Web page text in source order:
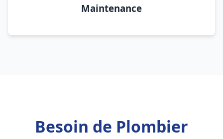
Maintenance
Besoin de Plombier